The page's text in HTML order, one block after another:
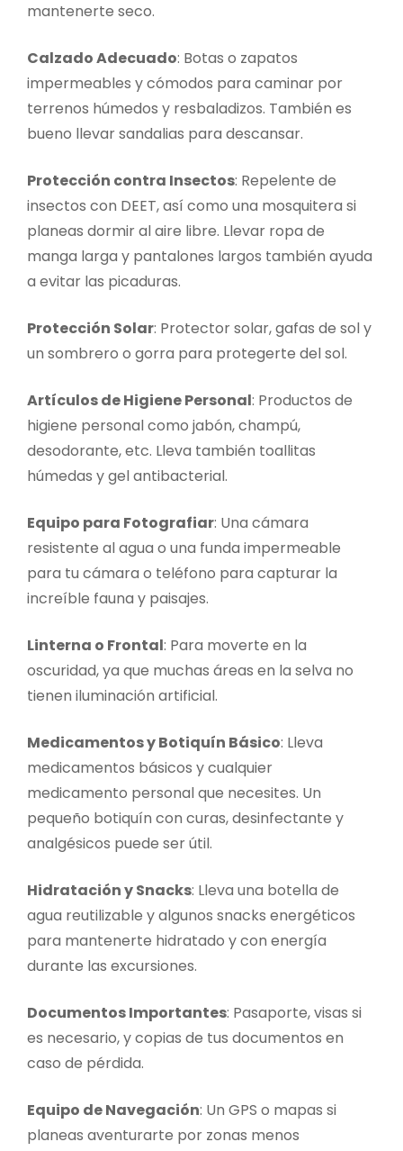
mantenerte seco.
Calzado Adecuado: Botas o zapatos
impermeables y cómodos para caminar por
terrenos húmedos y resbaladizos. También es
bueno llevar sandalias para descansar.
Protección contra Insectos: Repelente de
insectos con DEET, así como una mosquitera si
planeas dormir al aire libre. Llevar ropa de
manga larga y pantalones largos también ayuda
a evitar las picaduras.
Protección Solar: Protector solar, gafas de sol y
un sombrero o gorra para protegerte del sol.
Artículos de Higiene Personal: Productos de
higiene personal como jabón, champú,
desodorante, etc. Lleva también toallitas
húmedas y gel antibacterial.
Equipo para Fotografiar: Una cámara
resistente al agua o una funda impermeable
para tu cámara o teléfono para capturar la
increíble fauna y paisajes.
Linterna o Frontal: Para moverte en la
oscuridad, ya que muchas áreas en la selva no
tienen iluminación artificial.
Medicamentos y Botiquín Básico: Lleva
medicamentos básicos y cualquier
medicamento personal que necesites. Un
pequeño botiquín con curas, desinfectante y
analgésicos puede ser útil.
Hidratación y Snacks: Lleva una botella de
agua reutilizable y algunos snacks energéticos
para mantenerte hidratado y con energía
durante las excursiones.
Documentos Importantes: Pasaporte, visas si
es necesario, y copias de tus documentos en
caso de pérdida.
Equipo de Navegación: Un GPS o mapas si
planeas aventurarte por zonas menos